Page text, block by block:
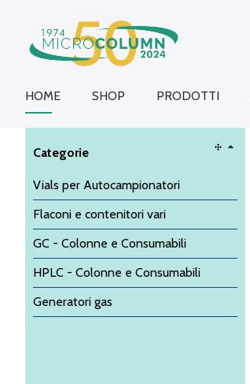
HOME SHOP PRODOTTI
Categorie
Vials per Autocampionatori
Flaconi e contenitori vari
GC - Colonne e Consumabili
HPLC - Colonne e Consumabili
Generatori gas